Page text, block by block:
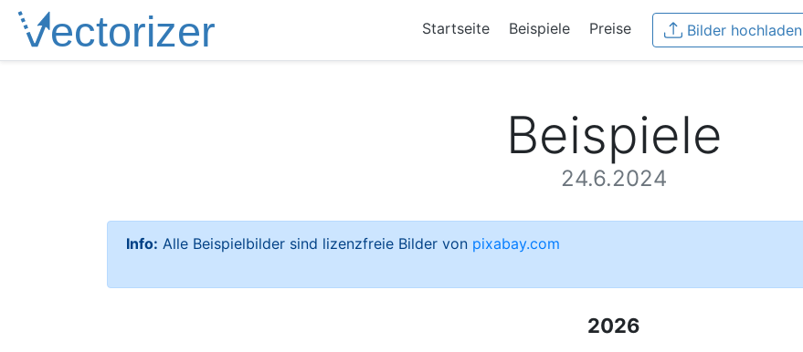
Startseite Beispiele Preise Bilder hochladen
Beispiele
24.6.2024
Info: Alle Beispielbilder sind lizenzfreie Bilder von pixabay.com
2026